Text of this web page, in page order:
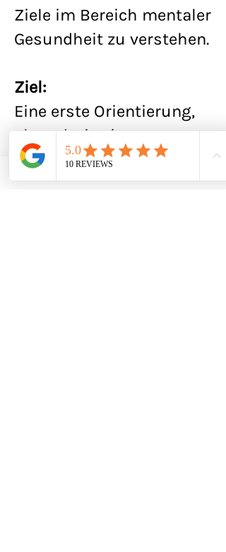
Ziele im Bereich mentaler
Gesundheit zu verstehen.
Ziel:
Eine erste Orientierung,
ob und wie eine
Zusammenarbeit
sinnvoll ist.